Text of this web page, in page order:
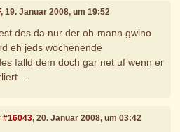
, 19. Januar 2008, um 19:52
des da nur der oh-mann gwino
eh jeds wochenende
falld dem doch gar net uf wenn er
#16043, 20. Januar 2008, um 03:42